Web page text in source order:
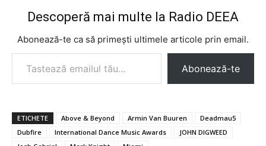
Descoperă mai multe la Radio DEEA
Abonează-te ca să primești ultimele articole prin email.
Tastează emailul tău...
Abonează-te
ETICHETE Above & Beyond Armin Van Buuren
Deadmau5
Dubfire
International Dance Music Awards
JOHN DIGWEED